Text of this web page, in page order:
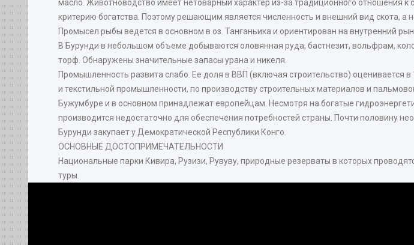
масло. Животноводство имеет нетоварный характер из-за традиционного отношения к
критерию богатства. Поэтому решающим является численность и внешний вид скота, а
Промысел рыбы ведется в основном в оз. Танганьика и ориентирован на внутренний
В Бурунди в небольшом объеме добываются оловянная руда, бастнезит, вольфрам,
торф. Обнаружены значительные запасы урана и никеля.
Промышленность развита слабо. Ее доля в ВВП (включая строительство) оценивается
и текстильной промышленности, по производству строительных материалов и
Бужумбуре и в основном принадлежат европейцам. Несмотря на богатые
производится недостаточно для обеспечения потребностей страны. Почти половину
Бурунди закупает у Демократической Республики Конго.
ОСНОВНЫЕ ДОСТОПРИМЕЧАТЕЛЬНОСТИ
Национальные парки Кивира, Рузизи, Рувуву, природные резерваты в которых
туры.